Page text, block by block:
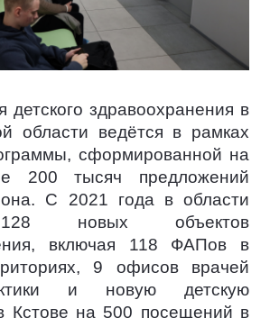
детского здравоохранения в
области ведётся в рамках
сформированной на
200 тысяч предложений
С 2021 года в области
новых объектов
включая 118 ФАПов в
9 офисов врачей
и новую детскую
Кстове на 500 посещений в